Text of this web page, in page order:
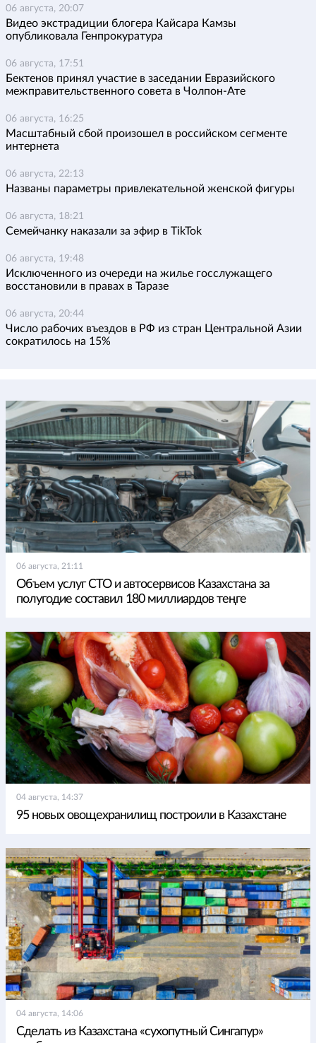
06 августа, 20:07
Видео экстрадиции блогера Кайсара Камзы
опубликовала Генпрокуратура
06 августа, 17:51
Бектенов принял участие в заседании Евразийского
межправительственного совета в Чолпон-Ате
06 августа, 16:25
Масштабный сбой произошел в российском сегменте
интернета
06 августа, 22:13
Названы параметры привлекательной женской фигуры
06 августа, 18:21
Семейчанку наказали за эфир в TikTok
06 августа, 19:48
Исключенного из очереди на жилье госслужащего
восстановили в правах в Таразе
06 августа, 20:44
Число рабочих въездов в РФ из стран Центральной Азии
сократилось на 15%
06 августа, 21:11
Объем услуг СТО и автосервисов Казахстана за
полугодие составил 180 миллиардов теңге
04 августа, 14:37
95 новых овощехранилищ построили в Казахстане
04 августа, 14:06
Сделать из Казахстана «сухопутный Сингапур»